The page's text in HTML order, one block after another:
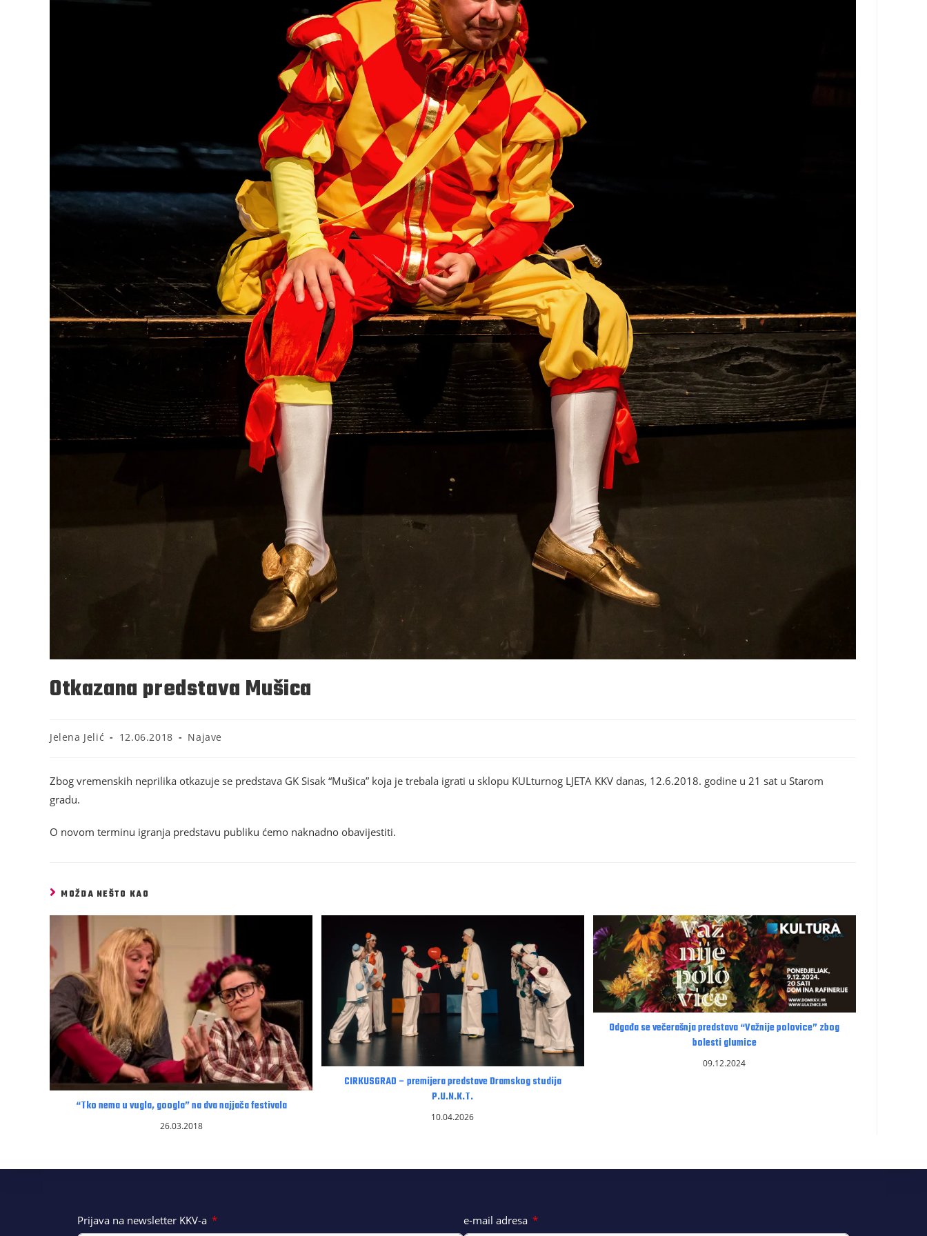
Otkazana predstava Mušica
Jelena Jelić 12.06.2018 Najave
Zbog vremenskih neprilika otkazuje se predstava GK Sisak “Mušica” koja je trebala igrati u sklopu KULturnog LJETA KKV danas, 12.6.2018. godine u 21 sat u Starom
gradu.
O novom terminu igranja predstavu publiku ćemo naknadno obavijestiti.
MOŽDA NEŠTO KAO
“Tko nema u vugla, googla” na dva najjača festivala
26.03.2018
CIRKUSGRAD – premijera predstave Dramskog studija
P.U.N.K.T.
10.04.2026
Odgađa se večerašnja predstava “Važnije polovice” zbog
bolesti glumice
09.12.2024
Prijava na newsletter KKV-a e-mail adresa